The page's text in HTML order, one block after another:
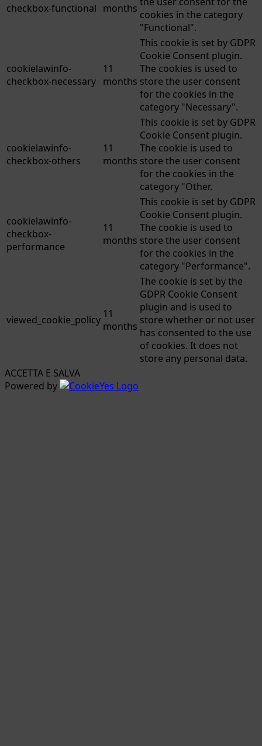
checkbox-functional months cookies in the category
"Functional".
cookielawinfo-
checkbox-necessary
11
months
This cookie is set by GDPR
Cookie Consent plugin.
The cookies is used to
store the user consent
for the cookies in the
category "Necessary".
cookielawinfo-
checkbox-others
11
months
This cookie is set by GDPR
Cookie Consent plugin.
The cookie is used to
store the user consent
for the cookies in the
category "Other.
cookielawinfo-
checkbox-
performance
11
months
This cookie is set by GDPR
Cookie Consent plugin.
The cookie is used to
store the user consent
for the cookies in the
category "Performance".
viewed_cookie_policy 11
months
The cookie is set by the
GDPR Cookie Consent
plugin and is used to
store whether or not user
has consented to the use
of cookies. It does not
store any personal data.
ACCETTA E SALVA
Powered by